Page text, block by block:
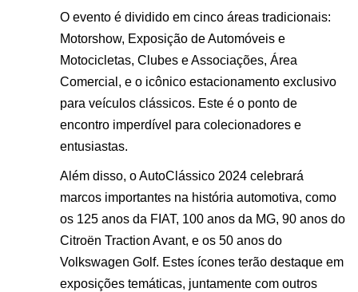
O evento é dividido em cinco áreas tradicionais:
Motorshow, Exposição de Automóveis e
Motocicletas, Clubes e Associações, Área
Comercial, e o icônico estacionamento exclusivo
para veículos clássicos. Este é o ponto de
encontro imperdível para colecionadores e
entusiastas​.
Além disso, o AutoClássico 2024 celebrará
marcos importantes na história automotiva, como
os 125 anos da FIAT, 100 anos da MG, 90 anos do
Citroën Traction Avant, e os 50 anos do
Volkswagen Golf. Estes ícones terão destaque em
exposições temáticas, juntamente com outros